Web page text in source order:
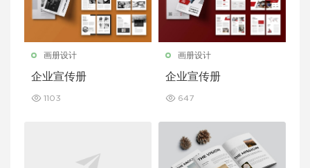
画册设计
企业宣传册
1103
画册设计
企业宣传册
647